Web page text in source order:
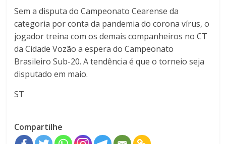
Sem a disputa do Campeonato Cearense da
categoria por conta da pandemia do corona vírus, o
jogador treina com os demais companheiros no CT
da Cidade Vozão a espera do Campeonato
Brasileiro Sub-20. A tendência é que o torneio seja
disputado em maio.
ST
Compartilhe